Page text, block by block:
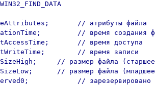
// атрибуты файла
// время создания
// время доступа
// время записи
// размер файла
// размер файла
// зарезервировано